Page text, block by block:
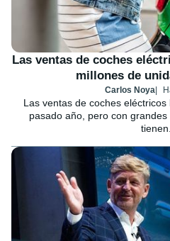
Las ventas de coches
millones de
Carlos Noya
Las ventas de coches
pasado año, pero con